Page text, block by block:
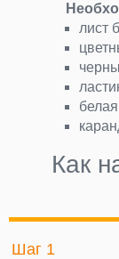
лист
Как
Шаг 1